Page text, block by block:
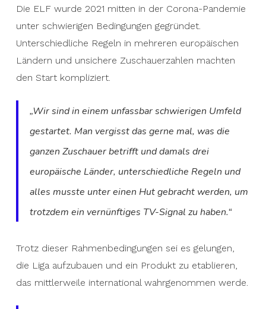
Die ELF wurde 2021 mitten in der Corona-Pandemie
unter schwierigen Bedingungen gegründet.
Unterschiedliche Regeln in mehreren europäischen
Ländern und unsichere Zuschauerzahlen machten
den Start kompliziert.
„Wir sind in einem unfassbar schwierigen Umfeld
gestartet. Man vergisst das gerne mal, was die
ganzen Zuschauer betrifft und damals drei
europäische Länder, unterschiedliche Regeln und
alles musste unter einen Hut gebracht werden, um
trotzdem ein vernünftiges TV-Signal zu haben.“
Trotz dieser Rahmenbedingungen sei es gelungen,
die Liga aufzubauen und ein Produkt zu etablieren,
das mittlerweile international wahrgenommen werde.